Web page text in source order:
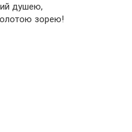
душею,
зорею!